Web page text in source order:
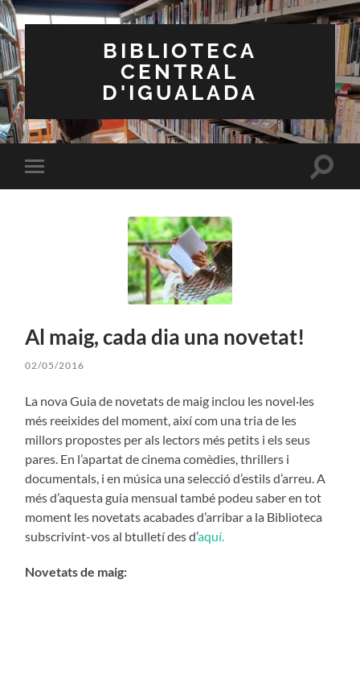
BIBLIOTECA
CENTRAL
D'IGUALADA
Toggle
mobile
Toggle
Al maig, cada dia una novetat!
02/05/2016
La nova Guia de novetats de maig inclou les novel·les
més reeixides del moment, així com una tria de les
millors propostes per als lectors més petits i els seus
pares. En l’apartat de cinema comèdies, thrillers i
documentals, i en música una selecció d’estils d’arreu. A
més d’aquesta guia mensual també podeu saber en tot
moment les novetats acabades d’arribar a la Biblioteca
subscrivint-vos al btulletí des d’aquí.
Novetats de maig: